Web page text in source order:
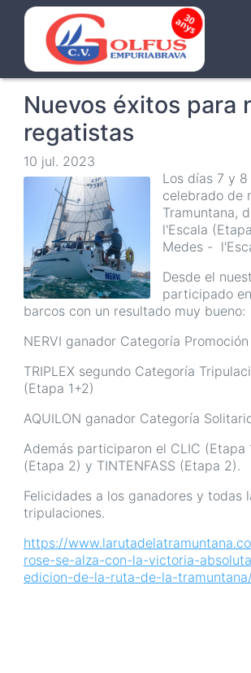
contingut
Nuevos éxitos para
regatistas
10 jul. 2023
Los días 7 y
celebrado de
Tramuntana,
l'Escala
Medes -
Desde el
participado
barcos con un resultado muy bueno:
NERVI ganador Categoría
TRIPLEX segundo Categoría
(Etapa 1+2)
AQUILON ganador Categoría
Además participaron el CLIC (Etapa
(Etapa 2) y TINTENFASS (Etapa 2).
Felicidades a los ganadores y todas
tripulaciones.
https://
rose-se-alza-con-la-victoria-
edicion-de-la-ruta-de-la-tramuntana/